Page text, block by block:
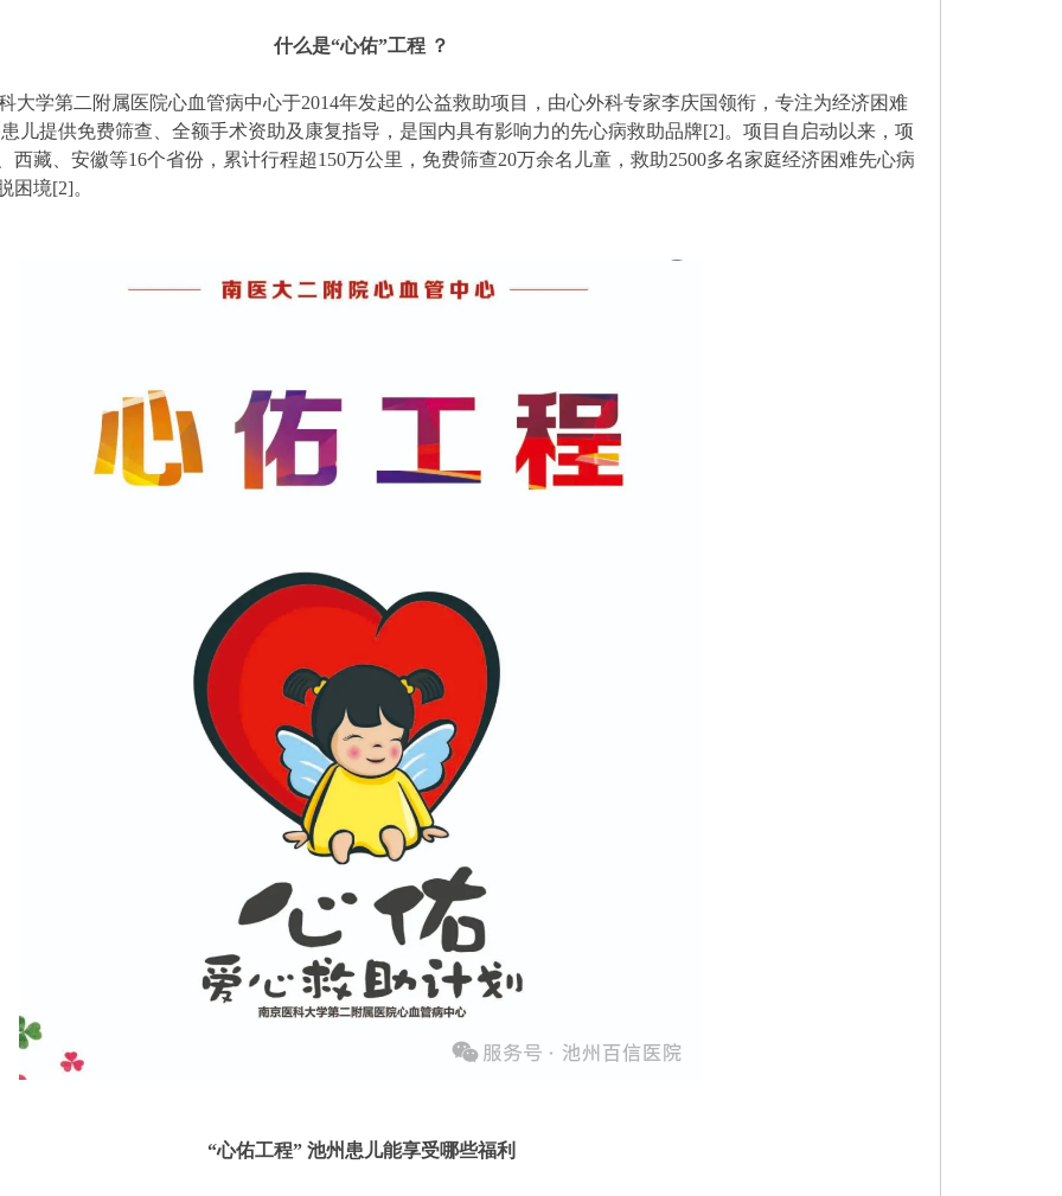
什么是“心佑”工程 ？
大学第二附属医院心血管病中心于2014年发起的公益救助项目，由心外科专家李庆国领衔，专注为经济困难
儿提供免费筛查、全额手术资助及康复指导，是国内具有影响力的先心病救助品牌[2]。项目自启动以来，项
西藏、安徽等16个省份，累计行程超150万公里，免费筛查20万余名儿童，救助2500多名家庭经济困难先心病
困境[2]。
“心佑工程” 池州患儿能享受哪些福利